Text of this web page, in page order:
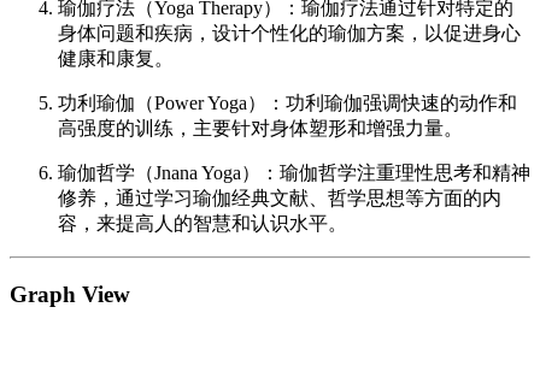
瑜伽疗法（Yoga Therapy）：瑜伽疗法通过针对特定的
身体问题和疾病，设计个性化的瑜伽方案，以促进身心
健康和康复。
功利瑜伽（Power Yoga）：功利瑜伽强调快速的动作和
高强度的训练，主要针对身体塑形和增强力量。
瑜伽哲学（Jnana Yoga）：瑜伽哲学注重理性思考和精神
修养，通过学习瑜伽经典文献、哲学思想等方面的内
容，来提高人的智慧和认识水平。
Graph View